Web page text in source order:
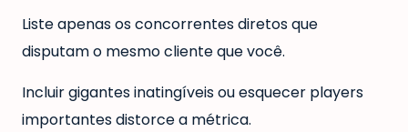
Liste apenas os concorrentes diretos que
disputam o mesmo cliente que você.
Incluir gigantes inatingíveis ou esquecer players
importantes distorce a métrica.